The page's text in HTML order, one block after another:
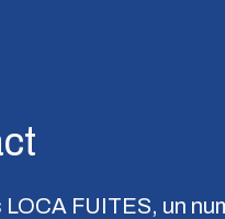
FUITES, un